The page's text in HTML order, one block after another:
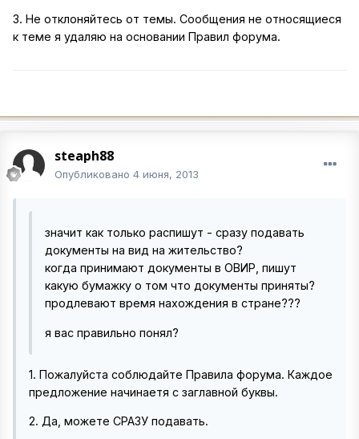
3. Не отклоняйтесь от темы. Сообщения не относящиеся
к теме я удаляю на основании Правил форума.
steaph88
Опубликовано 4 июня, 2013
значит как только распишут - сразу подавать
документы на вид на жительство?
когда принимают документы в ОВИР, пишут
какую бумажку о том что документы приняты?
продлевают время нахождения в стране???
я вас правильно понял?
1. Пожалуйста соблюдайте Правила форума. Каждое
предложение начинаетя с заглавной буквы.
2. Да, можете СРАЗУ подавать.